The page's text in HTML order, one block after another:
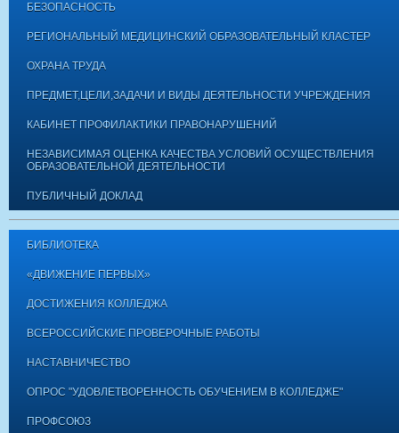
БЕЗОПАСНОСТЬ
РЕГИОНАЛЬНЫЙ МЕДИЦИНСКИЙ ОБРАЗОВАТЕЛЬНЫЙ КЛАСТЕР
ОХРАНА ТРУДА
ПРЕДМЕТ,ЦЕЛИ,ЗАДАЧИ И ВИДЫ ДЕЯТЕЛЬНОСТИ УЧРЕЖДЕНИЯ
КАБИНЕТ ПРОФИЛАКТИКИ ПРАВОНАРУШЕНИЙ
НЕЗАВИСИМАЯ ОЦЕНКА КАЧЕСТВА УСЛОВИЙ ОСУЩЕСТВЛЕНИЯ
ОБРАЗОВАТЕЛЬНОЙ ДЕЯТЕЛЬНОСТИ
ПУБЛИЧНЫЙ ДОКЛАД
БИБЛИОТЕКА
«ДВИЖЕНИЕ ПЕРВЫХ»
ДОСТИЖЕНИЯ КОЛЛЕДЖА
ВСЕРОССИЙСКИЕ ПРОВЕРОЧНЫЕ РАБОТЫ
НАСТАВНИЧЕСТВО
ОПРОС "УДОВЛЕТВОРЕННОСТЬ ОБУЧЕНИЕМ В КОЛЛЕДЖЕ"
ПРОФСОЮЗ